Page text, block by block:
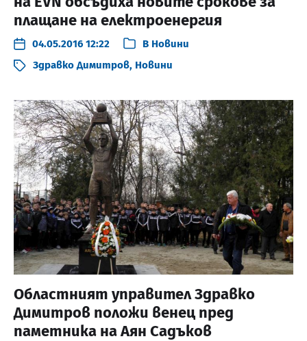
плащане на електроенергия
04.05.2016 12:22 В Новини
Здравко Димитров, Новини
Областният управител Здравко
Димитров положи венец пред
паметника на Аян Садъков